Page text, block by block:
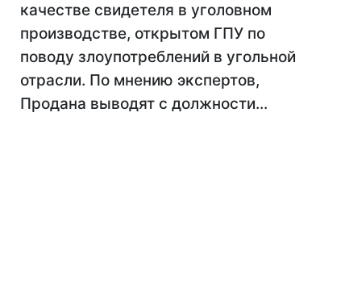
качестве свидетеля в уголовном
производстве, открытом ГПУ по
поводу злоупотреблений в угольной
отрасли. По мнению экспертов,
Продана выводят с должности...